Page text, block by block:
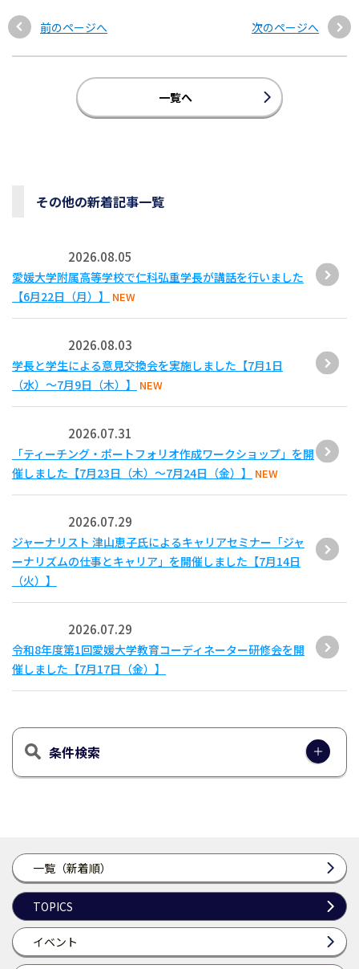
一覧（新着順）
TOPICS
イベント
前のページへ 次のページへ
一覧へ
その他の新着記事一覧
2026.08.05
愛媛大学附属高等学校で仁科弘重学長が講話を行いました
【6月22日（月）】
NEW
2026.08.03
学長と学生による意見交換会を実施しました【7月1日
（水）～7月9日（木）】
NEW
2026.07.31
「ティーチング・ポートフォリオ作成ワークショップ」を開
催しました【7月23日（木）～7月24日（金）】
NEW
2026.07.29
ジャーナリスト 津山恵子氏によるキャリアセミナー「ジャ
ーナリズムの仕事とキャリア」を開催しました【7月14日
（火）】
2026.07.29
令和8年度第1回愛媛大学教育コーディネーター研修会を開
催しました【7月17日（金）】
条件検索